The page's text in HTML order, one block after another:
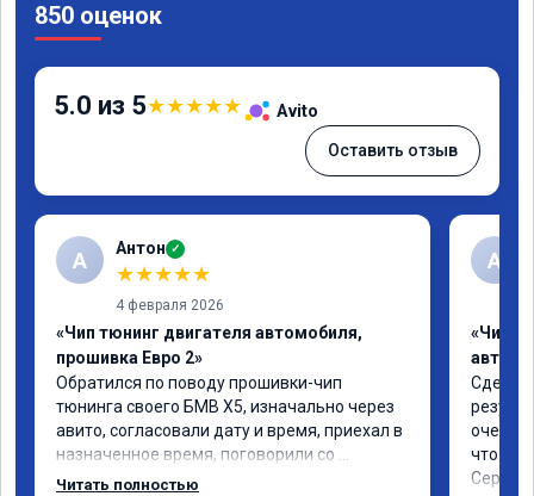
850 оценок
5.0 из 5★★★★★ Avito
Оставить отзыв
А Антон ✓
★★★★★
4 февраля 2026
«Чип тюнинг двигателя автомобиля,
прошивка Евро 2»
Обратился по поводу прошивки-чип
тюнинга своего БМВ Х5, изначально через
авито, согласовали дату и время, приехал в
назначенное время, поговорили со
специалистом, друг-друга поняли, озвучили
Читать полностью
A
«Чип
очень
что